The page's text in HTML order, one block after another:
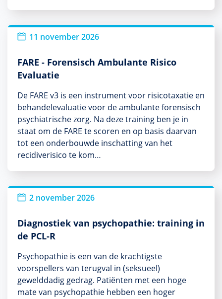
11 november 2026
FARE - Forensisch Ambulante Risico
Evaluatie
De FARE v3 is een instrument voor risicotaxatie en
behandelevaluatie voor de ambulante forensisch
psychiatrische zorg. Na deze training ben je in
staat om de FARE te scoren en op basis daarvan
tot een onderbouwde inschatting van het
recidiverisico te kom…
2 november 2026
Diagnostiek van psychopathie: training in
de PCL-R
Psychopathie is een van de krachtigste
voorspellers van terugval in (seksueel)
gewelddadig gedrag. Patiënten met een hoge
mate van psychopathie hebben een hoger